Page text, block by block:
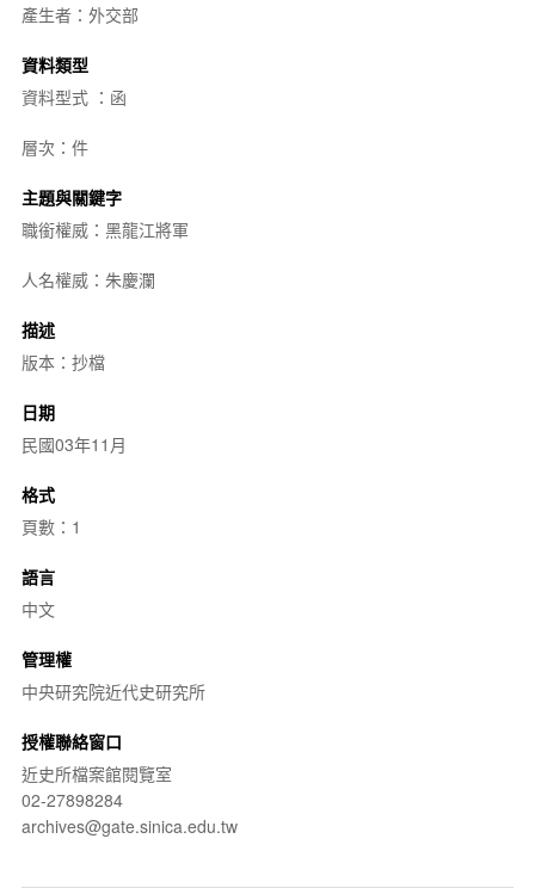
產生者：外交部
資料類型
資料型式 ：函
層次：件
主題與關鍵字
職銜權威：黑龍江將軍
人名權威：朱慶瀾
描述
版本：抄檔
日期
民國03年11月
格式
頁數：1
語言
中文
管理權
中央研究院近代史研究所
授權聯絡窗口
近史所檔案館閱覽室
02-27898284
archives@gate.sinica.edu.tw